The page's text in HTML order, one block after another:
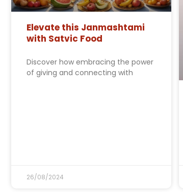
Elevate this Janmashtami
with Satvic Food
Discover how embracing the power
of giving and connecting with
26/08/2024